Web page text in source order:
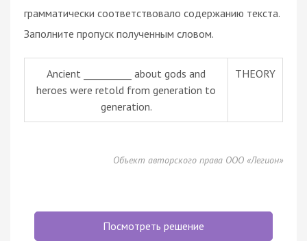
грамматически соответствовало содержанию текста.
Заполните пропуск полученным словом.
Ancient __________ about gods and
heroes were retold from generation to
generation.
THEORY
Объект авторского права ООО «Легион»
Посмотреть решение